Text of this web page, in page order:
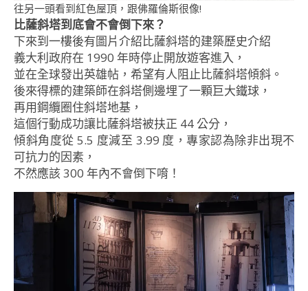
往另一頭看到紅色屋頂，跟佛羅倫斯很像!
比薩斜塔到底會不會倒下來？
下來到一樓後有圖片介紹比薩斜塔的建築歷史介紹
義大利政府在 1990 年時停止開放遊客進入，
並在全球發出英雄帖，希望有人阻止比薩斜塔傾斜。
後來得標的建築師在斜塔側邊埋了一顆巨大鐵球，
再用鋼纜圈住斜塔地基，
這個行動成功讓比薩斜塔被扶正 44 公分，
傾斜角度從 5.5 度減至 3.99 度，專家認為除非出現不
可抗力的因素，
不然應該 300 年內不會倒下唷！